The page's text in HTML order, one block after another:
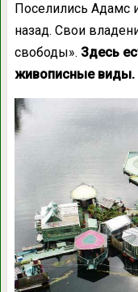
Поселились Адамс
назад. Свои
свободы». Здесь
живописные виды.